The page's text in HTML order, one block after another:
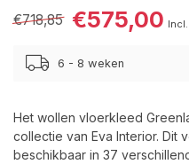
€718,85 €575,00
6 - 8 weken
Het wollen vloerkleed
collectie van Eva Interior. Dit
beschikbaar in 37